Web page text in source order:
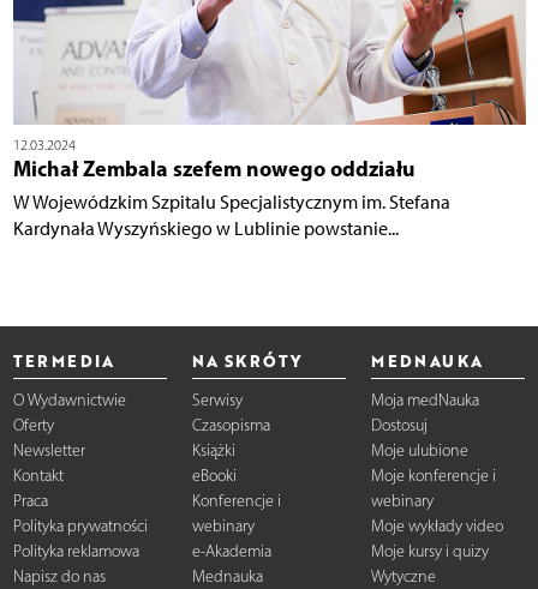
12.03.2024
Michał Zembala szefem nowego oddziału
W Wojewódzkim Szpitalu Specjalistycznym im. Stefana
Kardynała Wyszyńskiego w Lublinie powstanie...
TERMEDIA
O Wydawnictwie
Oferty
Newsletter
Kontakt
Praca
Polityka prywatności
Polityka reklamowa
Napisz do nas
NA SKRÓTY
Serwisy
Czasopisma
Książki
eBooki
Konferencje i
webinary
e-Akademia
Mednauka
MEDNAUKA
Moja medNauka
Dostosuj
Moje ulubione
Moje konferencje i
webinary
Moje wykłady video
Moje kursy i quizy
Wytyczne